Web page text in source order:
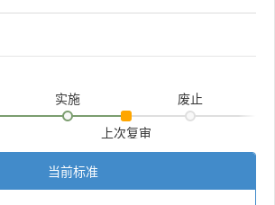
实施
上次复审
废止
当前标准